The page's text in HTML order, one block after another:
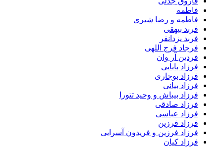
فاطمه
فاطمه و رضا شیری
فربد بیهقی
فربد یزدانفر
فرجاد فرج اللهی
فردین آر وان
فرزاد بابایی
فرزاد بوجاری
فرزاد بیانی
فرزاد بیباش و وحید تتورا
فرزاد صادقی
فرزاد عباسی
فرزاد فرزین
فرزاد فرزین و فریدون آسرایی
فرزاد کیان